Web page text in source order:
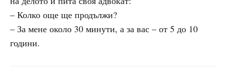
– Колко още ще продължи?
– За мене около 30 минути, а за вас – от 5 до 10
години.